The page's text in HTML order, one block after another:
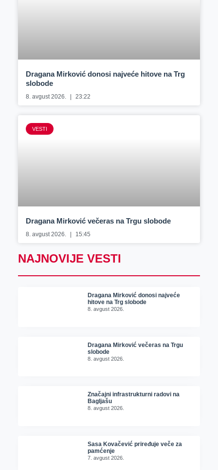
Dragana Mirković donosi najveće hitove na Trg
slobode
8. avgust 2026. 23:22
VESTI
Dragana Mirković večeras na Trgu slobode
8. avgust 2026. 15:45
NAJNOVIJE VESTI
Dragana Mirković donosi najveće
hitove na Trg slobode
8. avgust 2026.
Dragana Mirković večeras na Trgu
slobode
8. avgust 2026.
Značajni infrastrukturni radovi na
Bagljašu
8. avgust 2026.
Sasa Kovačević priređuje veče za
pamćenje
7. avgust 2026.